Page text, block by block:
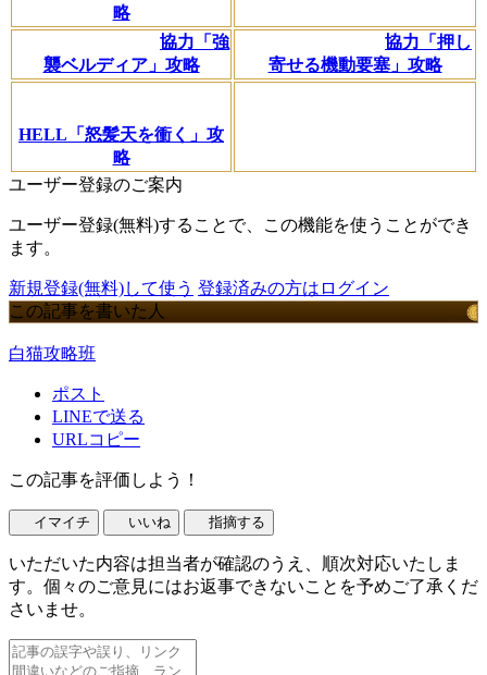
略
協力「強
襲ベルディア」攻略
協力「押し
寄せる機動要塞」攻略
HELL「怒髪天を衝く」攻
略
ユーザー登録のご案内
ユーザー登録(無料)することで、この機能を使うことができ
ます。
新規登録(無料)して使う 登録済みの方はログイン
この記事を書いた人
白猫攻略班
ポスト
LINEで送る
URLコピー
この記事を評価しよう！
イマイチ いいね 指摘する
いただいた内容は担当者が確認のうえ、順次対応いたしま
す。個々のご意見にはお返事できないことを予めご了承くだ
さいませ。